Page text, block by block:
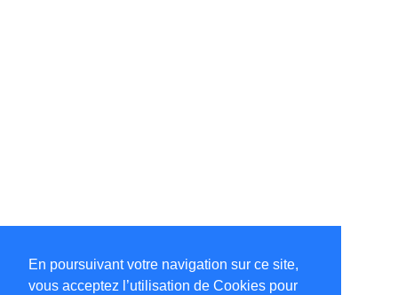
En poursuivant votre navigation sur ce site,
vous acceptez l’utilisation de Cookies pour